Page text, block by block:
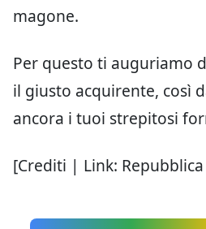
magone.
Per questo ti auguriamo
il giusto acquirente, così
ancora i tuoi strepitosi
[Crediti | Link: